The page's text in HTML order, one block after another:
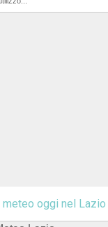
meteo oggi nel Lazio